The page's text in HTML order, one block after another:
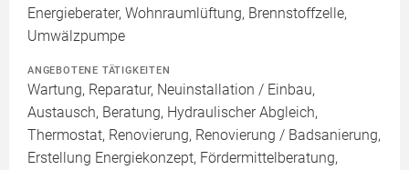
Energieberater, Wohnraumlüftung, Brennstoffzelle,
Umwälzpumpe
ANGEBOTENE TÄTIGKEITEN
Wartung, Reparatur, Neuinstallation / Einbau,
Austausch, Beratung, Hydraulischer Abgleich,
Thermostat, Renovierung, Renovierung / Badsanierung,
Erstellung Energiekonzept, Fördermittelberatung,